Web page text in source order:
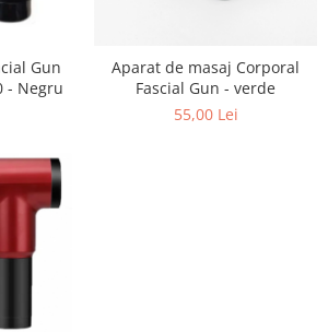
Gun
- Negru
Aparat de masaj Corporal
Fascial Gun - verde
55,00 Lei